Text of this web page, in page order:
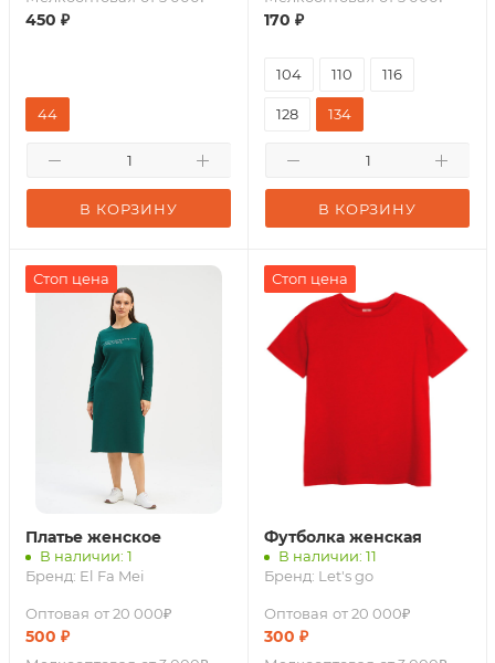
450 ₽
В КОРЗИНУ
44
170 ₽
В КОРЗИНУ
104 110 116
128 134
Стоп цена
Платье женское
В наличии: 1
Бренд: El Fa Mei
Оптовая от 20 000₽
500 ₽
Стоп цена
Футболка женская
В наличии: 11
Бренд: Let's go
Оптовая от 20 000₽
300 ₽